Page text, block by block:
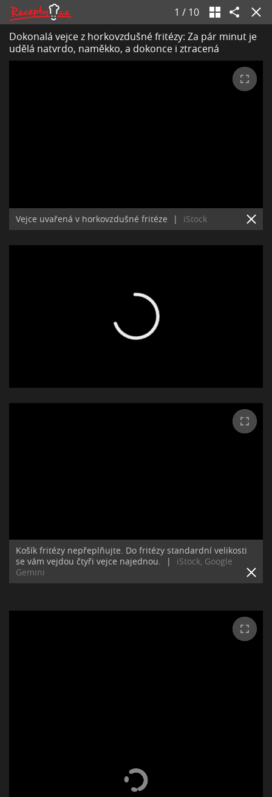
1 / 10
Dokonalá vejce z horkovzdušné fritézy: Za pár minut je
udělá natvrdo, naměkko, a dokonce i ztracená
Vejce uvařená v horkovzdušné fritéze | iStock
Košík fritézy nepřeplňujte. Do fritézy standardní velikosti
se vám vejdou čtyři vejce najednou.
|
iStock, Google
Gemini